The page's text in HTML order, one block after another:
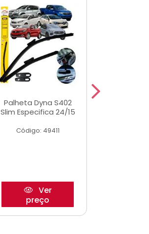
Palheta Dyna S402
Slim Especifica 24/15
Código: 49411
Ver
preço